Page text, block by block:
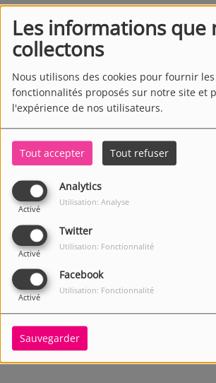
Les informations que
collectons
Nous utilisons des cookies pour fournir
fonctionnalités proposés sur notre site et
l'expérience de nos utilisateurs.
Tout accepter Tout refuser
Analytics
Activé
Utilisation: Analyse
Twitter
Activé
Utilisation: Fonctionnalité
Facebook
Activé
Utilisation: Fonctionnalité
Sauvegarder
1497 VUES